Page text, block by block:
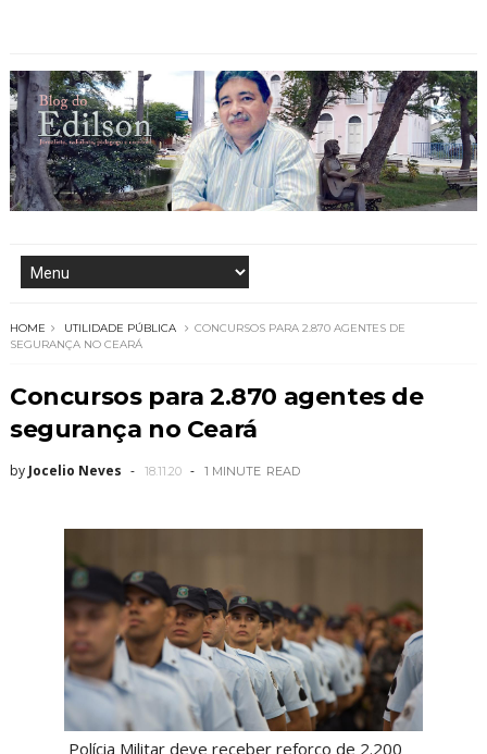
HOME UTILIDADE PÚBLICA
CONCURSOS PARA 2.870 AGENTES DE
SEGURANÇA NO CEARÁ
Concursos para 2.870 agentes de
segurança no Ceará
by Jocelio Neves 18.11.20 1 MINUTE READ
Polícia Militar deve receber reforço de 2.200